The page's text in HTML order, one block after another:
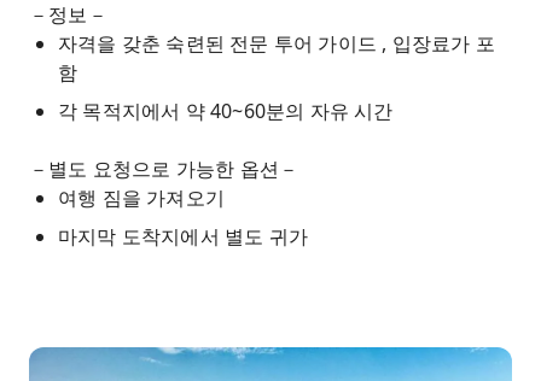
－정보－
자격을 갖춘 숙련된 전문 투어 가이드 , 입장료가 포
함
각 목적지에서 약 40~60분의 자유 시간
－별도 요청으로 가능한 옵션－
여행 짐을 가져오기
마지막 도착지에서 별도 귀가